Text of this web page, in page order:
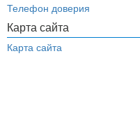
Телефон доверия
Карта сайта
Карта сайта